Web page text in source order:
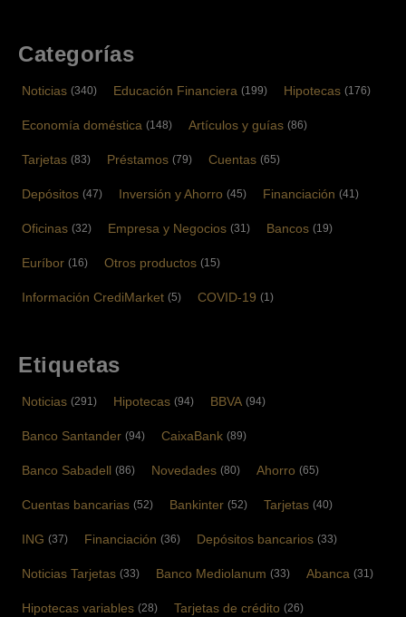
Categorías
Noticias (340) Educación Financiera (199) Hipotecas (176)
Economía doméstica (148) Artículos y guías (86)
Tarjetas (83) Préstamos (79) Cuentas (65)
Depósitos (47) Inversión y Ahorro (45) Financiación (41)
Oficinas (32) Empresa y Negocios (31) Bancos (19)
Euríbor (16) Otros productos (15)
Información CrediMarket (5) COVID-19 (1)
Etiquetas
Noticias (291) Hipotecas (94) BBVA (94)
Banco Santander (94) CaixaBank (89)
Banco Sabadell (86) Novedades (80) Ahorro (65)
Cuentas bancarias (52) Bankinter (52) Tarjetas (40)
ING (37) Financiación (36) Depósitos bancarios (33)
Noticias Tarjetas (33) Banco Mediolanum (33) Abanca (31)
Hipotecas variables (28) Tarjetas de crédito (26)